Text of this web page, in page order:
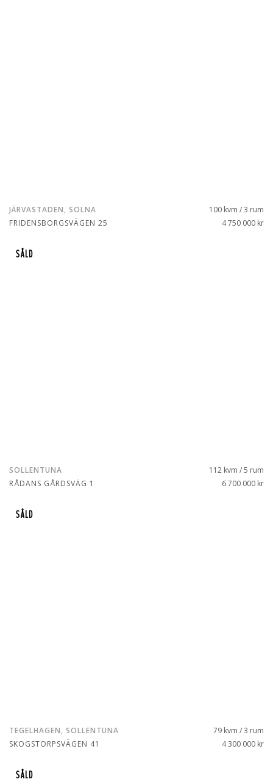
JÄRVASTADEN, SOLNA
FRIDENSBORGSVÄGEN 25
100 kvm / 3 rum
4 750 000 kr
SÅLD
SOLLENTUNA
RÅDANS GÅRDSVÄG 1
112 kvm / 5 rum
6 700 000 kr
SÅLD
TEGELHAGEN, SOLLENTUNA
SKOGSTORPSVÄGEN 41
79 kvm / 3 rum
4 300 000 kr
SÅLD